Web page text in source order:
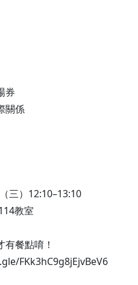
券
關係
三）12:10–13:10
教室
餐點唷！
FKk3hC9g8jEjvBeV6